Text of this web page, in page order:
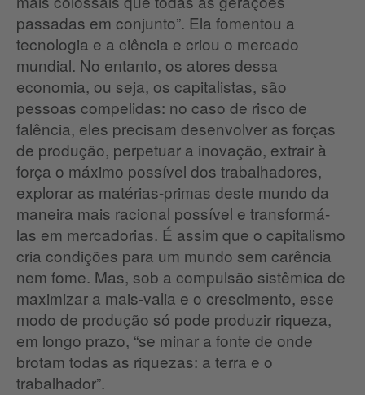
passadas em conjunto”. Ela fomentou a
tecnologia e a ciência e criou o mercado
mundial. No entanto, os atores dessa
economia, ou seja, os capitalistas, são
pessoas compelidas: no caso de risco de
falência, eles precisam desenvolver as forças
de produção, perpetuar a inovação, extrair à
força o máximo possível dos trabalhadores,
explorar as matérias-primas deste mundo da
maneira mais racional possível e transformá-
las em mercadorias. É assim que o capitalismo
cria condições para um mundo sem carência
nem fome. Mas, sob a compulsão sistêmica de
maximizar a mais-valia e o crescimento, esse
modo de produção só pode produzir riqueza,
em longo prazo, “se minar a fonte de onde
brotam todas as riquezas: a terra e o
trabalhador”.